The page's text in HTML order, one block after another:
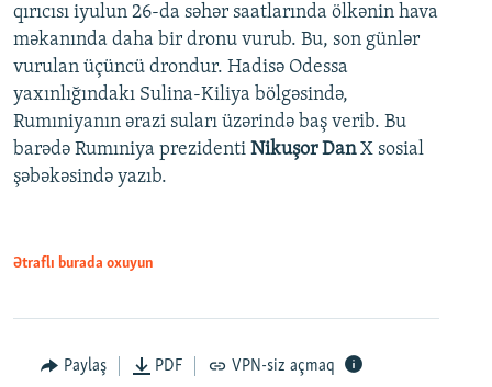
qırıcısı iyulun 26-da səhər saatlarında ölkənin hava
məkanında daha bir dronu vurub. Bu, son günlər
vurulan üçüncü drondur. Hadisə Odessa
yaxınlığındakı Sulina-Kiliya bölgəsində,
Rumıniyanın ərazi suları üzərində baş verib. Bu
barədə Rumıniya prezidenti Nikuşor DanX sosial
şəbəkəsində yazıb.
Ətraflı burada oxuyun
Paylaş PDF VPN-siz açmaq